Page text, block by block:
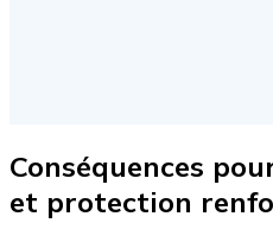
Conséquences
et protection